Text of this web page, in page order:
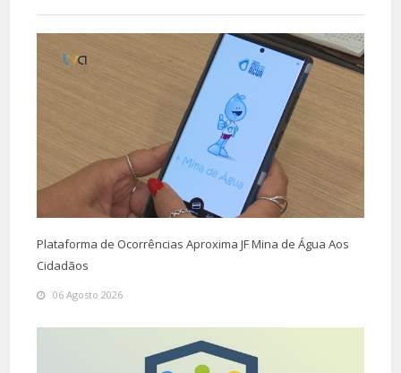
Plataforma de Ocorrências Aproxima JF Mina de Água Aos
Cidadãos
06 Agosto 2026